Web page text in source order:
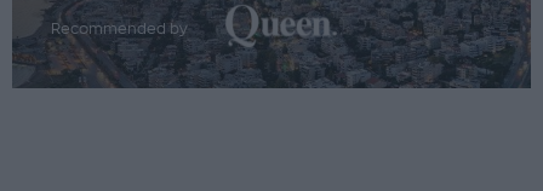
Recommended by